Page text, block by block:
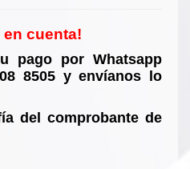
en cuenta!
pago por Whatsapp
8505 y envíanos lo
del comprobante de